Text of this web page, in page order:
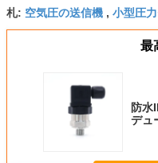
札: 空気圧の送信機 , 小型圧
最
防水
デュ